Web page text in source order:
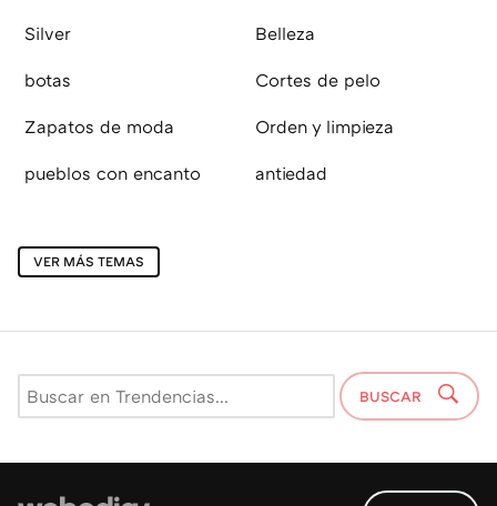
Silver Belleza
botas Cortes de pelo
Zapatos de moda Orden y limpieza
pueblos con encanto antiedad
VER MÁS TEMAS
BUSCAR